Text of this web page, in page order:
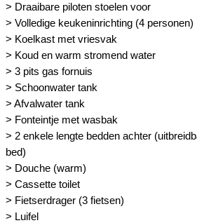
> Draaibare piloten stoelen voor
> Volledige keukeninrichting (4 personen)
> Koelkast met vriesvak
> Koud en warm stromend water
> 3 pits gas fornuis
> Schoonwater tank
> Afvalwater tank
> Fonteintje met wasbak
> 2 enkele lengte bedden achter
bed)
> Douche (warm)
> Cassette toilet
> Fietserdrager (3 fietsen)
> Luifel